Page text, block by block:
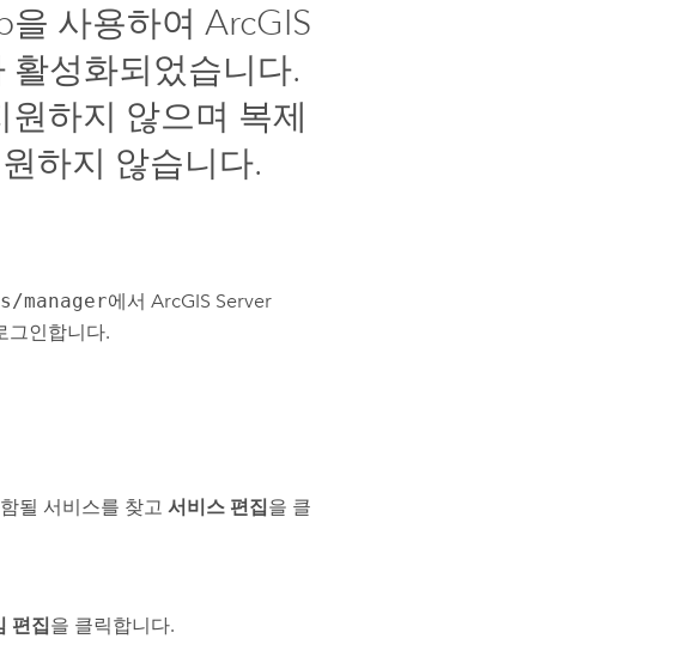
을 사용하여 ArcGIS
활성화되었습니다.
원하지 않으며 복제
하지 않습니다.
manager에서ArcGIS Server
그인합니다.
될 서비스를 찾고서비스 편집 을 클
편집 을 클릭합니다.